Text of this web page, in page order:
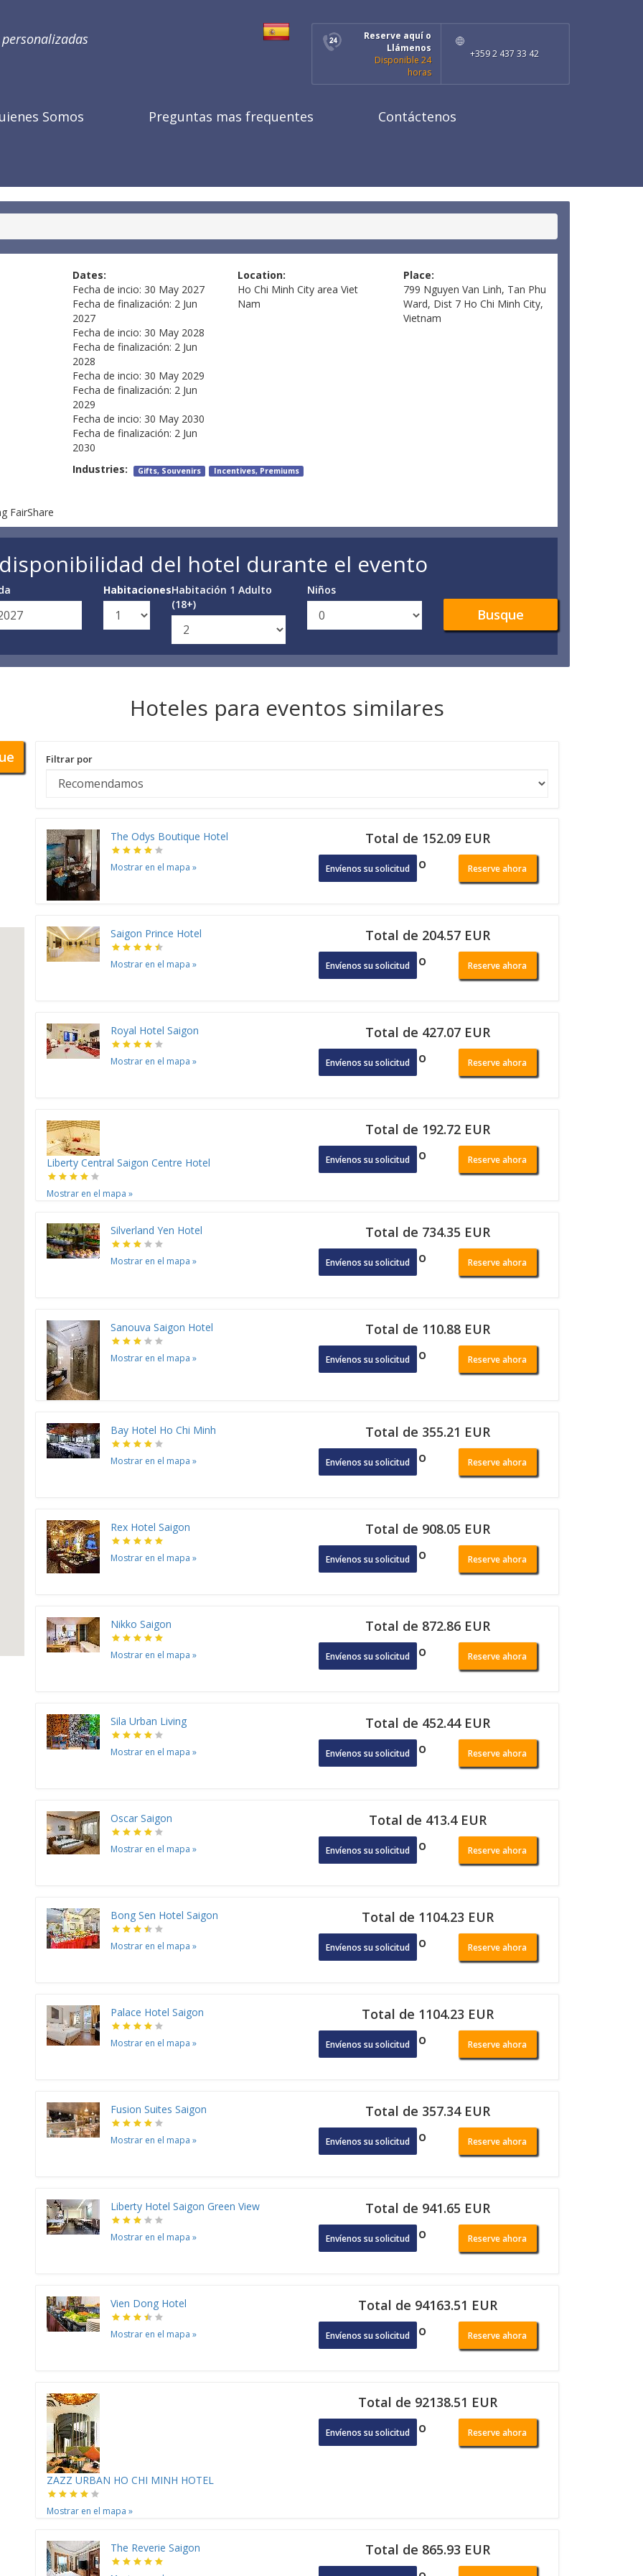
Reserve aquí o
Llámenos
Disponible 24
horas
+359 2 437 33 42
Somos Preguntas mas frequentes Contáctenos
Dates:
Fecha de incio: 30 May 2027
Fecha de finalización: 2 Jun
2027
Fecha de incio: 30 May 2028
Fecha de finalización: 2 Jun
2028
Fecha de incio: 30 May 2029
Fecha de finalización: 2 Jun
2029
Fecha de incio: 30 May 2030
Fecha de finalización: 2 Jun
2030
Location:
Ho Chi Minh City area Viet
Nam
Place:
799 Nguyen Van Linh, Tan Phu
Ward, Dist 7 Ho Chi Minh City,
Vietnam
Industries: Gifts, Souvenirs Incentives, Premiums
FairShare
del hotel durante el evento
HabitacionesHabitación 1 Adulto
(18+)
Niños
Busque
Hoteles para eventos similares
Filtrar por
The Odys Boutique Hotel
Mostrar en el mapa »
Total de 152.09 EUR
Envíenos su solicitud o Reserve ahora
Saigon Prince Hotel
Mostrar en el mapa »
Total de 204.57 EUR
Envíenos su solicitud o Reserve ahora
Royal Hotel Saigon
Mostrar en el mapa »
Total de 427.07 EUR
Envíenos su solicitud o Reserve ahora
Liberty Central Saigon Centre Hotel
Mostrar en el mapa »
Total de 192.72 EUR
Envíenos su solicitud o Reserve ahora
Silverland Yen Hotel
Mostrar en el mapa »
Total de 734.35 EUR
Envíenos su solicitud o Reserve ahora
Sanouva Saigon Hotel
Mostrar en el mapa »
Total de 110.88 EUR
Envíenos su solicitud o Reserve ahora
Bay Hotel Ho Chi Minh
Mostrar en el mapa »
Total de 355.21 EUR
Envíenos su solicitud o Reserve ahora
Rex Hotel Saigon
Mostrar en el mapa »
Total de 908.05 EUR
Envíenos su solicitud o Reserve ahora
Nikko Saigon
Mostrar en el mapa »
Total de 872.86 EUR
Envíenos su solicitud o Reserve ahora
Sila Urban Living
Mostrar en el mapa »
Total de 452.44 EUR
Envíenos su solicitud o Reserve ahora
Oscar Saigon
Mostrar en el mapa »
Total de 413.4 EUR
Envíenos su solicitud o Reserve ahora
Bong Sen Hotel Saigon
Mostrar en el mapa »
Total de 1104.23 EUR
Envíenos su solicitud o Reserve ahora
Palace Hotel Saigon
Mostrar en el mapa »
Total de 1104.23 EUR
Envíenos su solicitud o Reserve ahora
Fusion Suites Saigon
Mostrar en el mapa »
Total de 357.34 EUR
Envíenos su solicitud o Reserve ahora
Liberty Hotel Saigon Green View
Mostrar en el mapa »
Total de 941.65 EUR
Envíenos su solicitud o Reserve ahora
Vien Dong Hotel
Mostrar en el mapa »
Total de 94163.51 EUR
Envíenos su solicitud o Reserve ahora
ZAZZ URBAN HO CHI MINH HOTEL
Mostrar en el mapa »
Total de 92138.51 EUR
Envíenos su solicitud o Reserve ahora
The Reverie Saigon Total de 865.93 EUR